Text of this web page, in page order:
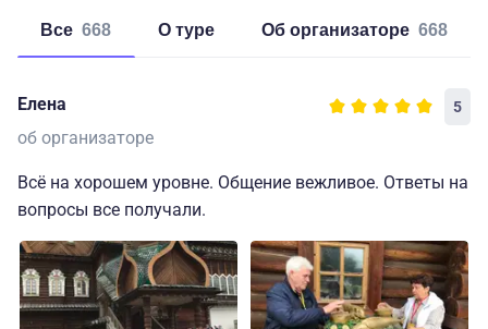
Все 668 о туре об организаторе 668
Елена 5
об организаторе
Всё на хорошем уровне. Общение вежливое. Ответы на
вопросы все получали.